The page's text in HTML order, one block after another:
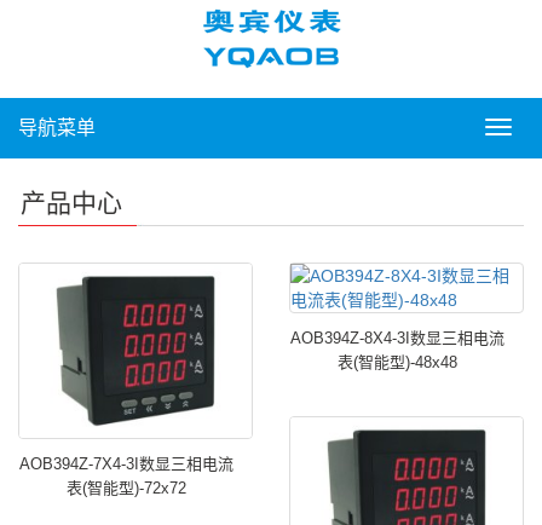
导
导航菜单
产品中心
AOB394Z-7X4-3I数显三相电流
表(智能型)-72x72
AOB394Z-8X4-3I数显三相电流
表(智能型)-48x48